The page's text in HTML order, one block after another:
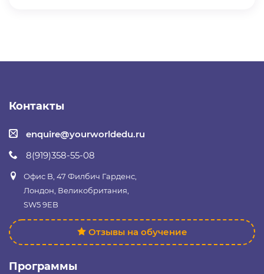
Контакты
enquire@yourworldedu.ru
8(919)358-55-08
Офис B, 47 Филбич Гарденс,
Лондон, Великобритания,
SW5 9EB
Отзывы на обучение
Программы